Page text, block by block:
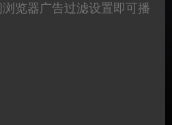
览器广告过滤设置即可播